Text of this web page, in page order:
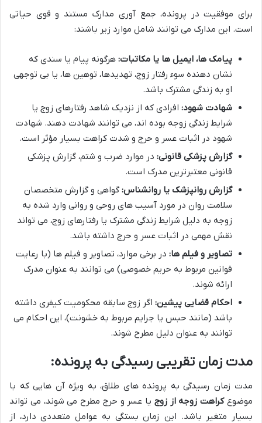
برای موفقیت در پرونده، جمع آوری مدارک مستند و قوی حیاتی
است. این مدارک می توانند شامل موارد زیر باشند:
پیامک ها، ایمیل ها یا مکاتبات: هرگونه پیام یا سندی که
نشان دهنده سوء رفتار زوج، تهدیدها، توهین ها، یا بی توجهی
او به زندگی مشترک باشد.
شهادت شهود: افرادی که از نزدیک شاهد رفتارهای زوج یا
شرایط زندگی زوجه بوده اند، می توانند شهادت دهند. شهادت
شهود در اثبات عسر و حرج و شدت کراهت بسیار مؤثر است.
گزارش پزشکی قانونی: در موارد ضرب و شتم، گزارش پزشکی
قانونی معتبرترین مدرک است.
گزارش روانپزشک یا روانشناس: گواهی و گزارش متخصصان
سلامت روان در مورد آسیب های روحی و روانی وارد شده به
زوجه به دلیل شرایط زندگی مشترک یا رفتارهای زوج، می تواند
نقش مهمی در اثبات عسر و حرج داشته باشد.
تصاویر و فیلم ها: در برخی موارد، تصاویر و فیلم ها (با رعایت
قوانین مربوط به حریم خصوصی) می توانند به عنوان مدرک
ارائه شوند.
احکام قضایی پیشین: اگر زوج سابقه محکومیت کیفری داشته
باشد (مانند حبس یا جرایم مربوط به خشونت)، این احکام می
توانند به عنوان دلیل مطرح شوند.
مدت زمان تقریبی رسیدگی به پرونده:
مدت زمان رسیدگی به پرونده های طلاق، به ویژه آن هایی که با
موضوعکراهت زوجه از زوج یا عسر و حرج مطرح می شوند، می تواند
بسیار متغیر باشد. این زمان بستگی به عوامل متعددی دارد، از